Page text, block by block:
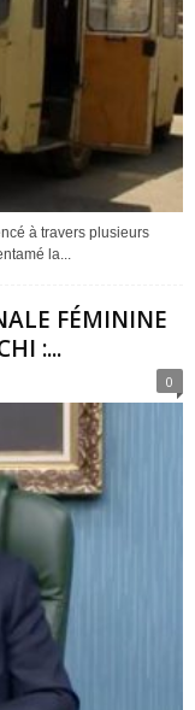
à travers plusieurs
la...
FÉMININE
:...
0